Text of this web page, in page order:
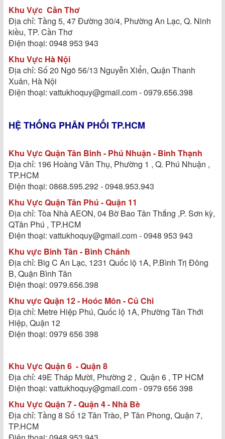
Khu Vực Cần Thơ
Địa chỉ: Tầng 5, 47 Đường 30/4, Phường An Lạc, Q. Ninh
kiều, TP. Cần Thơ
Điện thoại: 0948 953 943
Khu Vực Hà Nội
Địa chỉ: Số 20 Ngõ 56/13 Nguyễn Xiển, Quận Thanh
Xuân, Hà Nội
Điện thoại: vattukhoquy@gmail.com - 0979.656.398
HỆ THỐNG PHÂN PHỐI TP.HCM
Khu Vực Quận Tân Bình - Phú Nhuận - Bình Thạnh
Địa chỉ: 196 Hoàng Văn Thụ, Phường 1 , Q. Phú Nhuận ,
TP.HCM
Điện thoại: 0868.595.292 - 0948.953.943
Khu Vực Quận Tân Phú - Quận 11
Địa chỉ: Tòa Nhà AEON, 04 Bờ Bao Tân Thắng ,P. Sơn kỳ,
QTân Phú , TP.HCM
Điện thoại: vattukhoquy@gmail.com - 0948 953 943
Khu vực Bình Tân - Bình Chánh
Địa chỉ: Big C An Lạc, 1231 Quốc lộ 1A, P.Bình Trị Đông
B, Quận Bình Tân
Điện thoại: 0979.656.398
Khu vực Quận 12 - Hoóc Môn - Củ Chi
Địa chỉ: Metre Hiệp Phú, Quốc lộ 1A, Phường Tân Thới
Hiệp, Quận 12
Điện thoại: 0979 656 398
Khu Vực Quận 6 - Quận 8
Địa chỉ: 49E Tháp Mười, Phường 2 , Quận 6 , TP HCM
Điện thoại: vattukhoquy@gmail.com - 0979 656 398
Khu Vực Quận 7 - Quận 4 - Nhà Bè
Địa chỉ: Tầng 8 Số 12 Tân Trào, P Tân Phong, Quận 7,
TP.HCM